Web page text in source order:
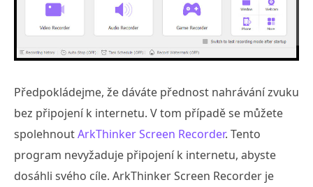
Předpokládejme, že dáváte přednost nahrávání zvuku
bez připojení k internetu. V tom případě se můžete
spolehnoutArkThinker Screen Recorder. Tento
program nevyžaduje připojení k internetu, abyste
dosáhli svého cíle. ArkThinker Screen Recorder je